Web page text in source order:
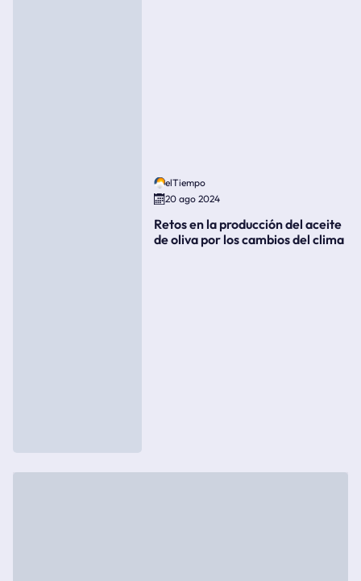
elTiempo
20 ago 2024
Retos en la producción del aceite
de oliva por los cambios del clima